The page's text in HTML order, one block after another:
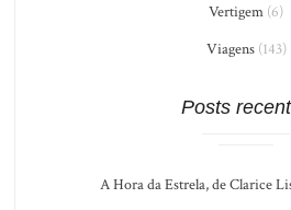
Vertigem (6)
Viagens(143)
Posts
A Hora da Estrela, de Clarice